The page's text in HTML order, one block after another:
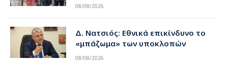
08/08/2026
Δ. Νατσιός: Εθνικά επικίνδυνο το
«μπάζωμα» των υποκλοπών
08/08/2026